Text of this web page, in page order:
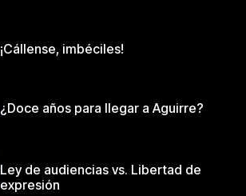
¡Cállense, imbéciles!
¿Doce años para llegar a Aguirre?
Ley de audiencias vs. Libertad de
expresión